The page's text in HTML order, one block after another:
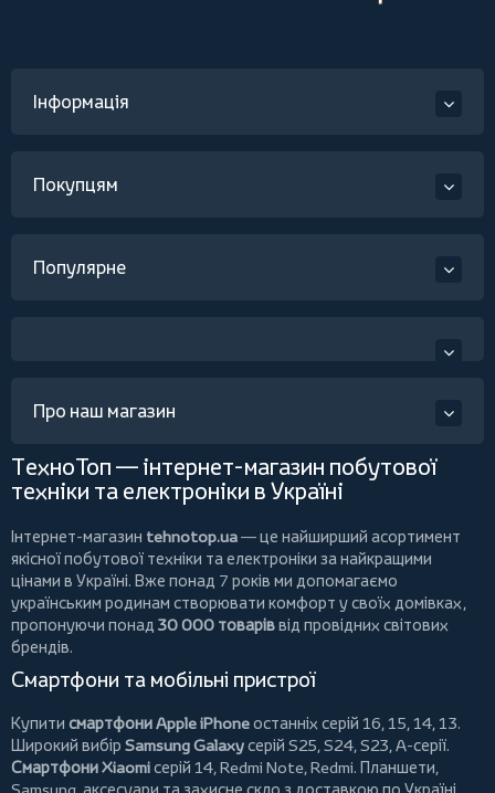
Інформація
Покупцям
Популярне
Про наш магазин
ТехноТоп — інтернет-магазин побутової
техніки та електроніки в Україні
Інтернет-магазин tehnotop.ua— це найширший асортимент
якісної побутової техніки та електроніки за найкращими
цінами в Україні. Вже понад 7 років ми допомагаємо
українським родинам створювати комфорт у своїх домівках,
пропонуючи понад 30 000 товаріввід провідних світових
брендів.
Смартфони та мобільні пристрої
Купити смартфони Apple iPhoneостанніх серій 16, 15, 14, 13.
Широкий вибір Samsung Galaxyсерій S25, S24, S23, A-серії.
Смартфони Xiaomiсерій 14, Redmi Note, Redmi. Планшети,